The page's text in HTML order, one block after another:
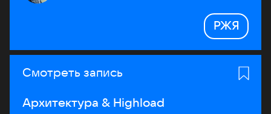
РЖЯ
Смотреть запись
Архитектура & Highload